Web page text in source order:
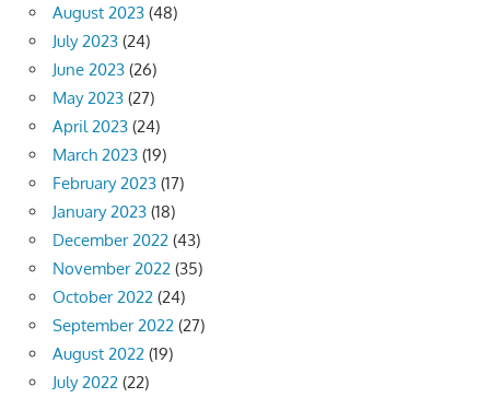
August 2023 (48)
July 2023 (24)
June 2023 (26)
May 2023 (27)
April 2023 (24)
March 2023 (19)
February 2023 (17)
January 2023 (18)
December 2022 (43)
November 2022 (35)
October 2022 (24)
September 2022 (27)
August 2022 (19)
July 2022 (22)